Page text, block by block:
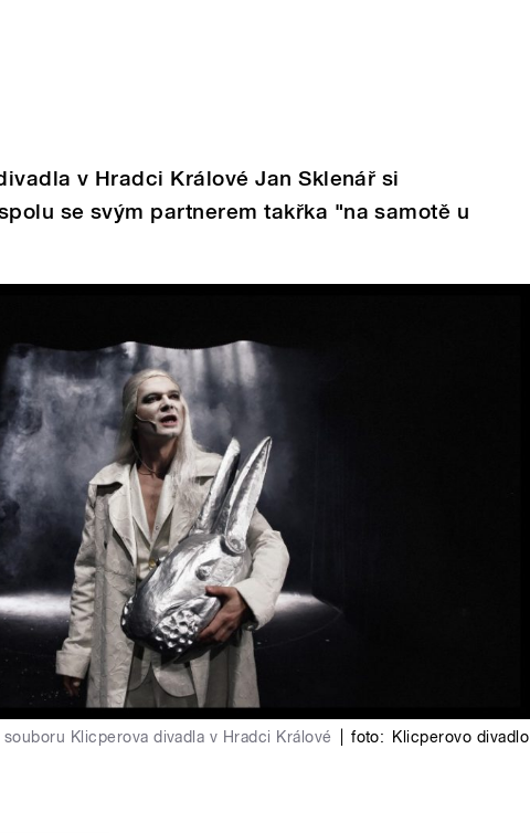
v Hradci Králové Jan Sklenář si
se svým partnerem takřka "na samotě u
Klicperova divadla v Hradci Králové foto: Klicperovo divadlo